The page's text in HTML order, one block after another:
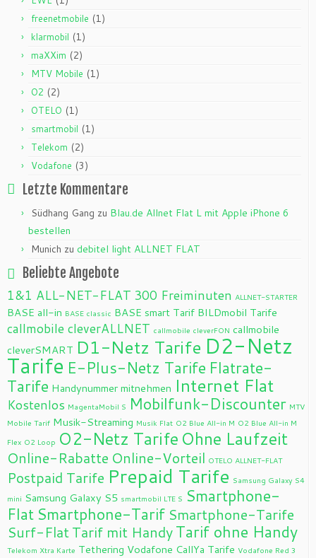
freenetmobile (1)
klarmobil (1)
maXXim (2)
MTV Mobile (1)
O2 (2)
OTELO (1)
smartmobil (1)
Telekom (2)
Vodafone (3)
Letzte Kommentare
Südhang Gang zu Blau.de Allnet Flat L mit Apple iPhone 6
bestellen
Munich zu debitel light ALLNET FLAT
Beliebte Angebote
1&1 ALL-NET-FLAT 300 Freiminuten ALLNET-STARTER
BASE all-in BASE classic BASE smart Tarif BILDmobil Tarife
callmobile cleverALLNET callmobile cleverFON callmobile
cleverSMART D1-Netz Tarife D2-Netz
Tarife E-Plus-Netz Tarife Flatrate-
Tarife Handynummer mitnehmen Internet Flat
Kostenlos MagentaMobil S Mobilfunk-Discounter MTV
Mobile Tarif Musik-Streaming Musik Flat O2 Blue All-in M O2 Blue All-in M
Flex O2 Loop O2-Netz Tarife Ohne Laufzeit
Online-Rabatte Online-Vorteil OTELO ALLNET-FLAT
Postpaid Tarife Prepaid Tarife Samsung Galaxy S4
mini Samsung Galaxy S5 smartmobil LTE S Smartphone-
FlatSmartphone-Tarif Smartphone-Tarife
Surf-FlatTarif mit HandyTarif ohne Handy
Telekom Xtra Karte Tethering Vodafone CallYa Tarife Vodafone Red 3